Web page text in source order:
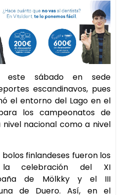
este sábado en sede
escandinavos, pues
el entorno del Lago en el
los campeonatos de
nacional como a nivel
finlandeses fueron los
la celebración del XI
de Mölkky y el III
de Duero. Así, en el